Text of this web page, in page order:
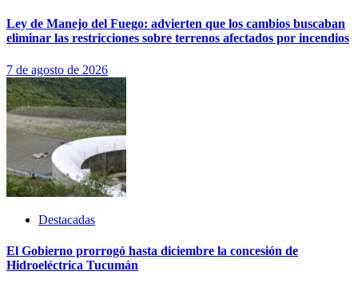
Ley de Manejo del Fuego: advierten que los cambios buscaban
eliminar las restricciones sobre terrenos afectados por incendios
7 de agosto de 2026
Destacadas
El Gobierno prorrogó hasta diciembre la concesión de
Hidroeléctrica Tucumán